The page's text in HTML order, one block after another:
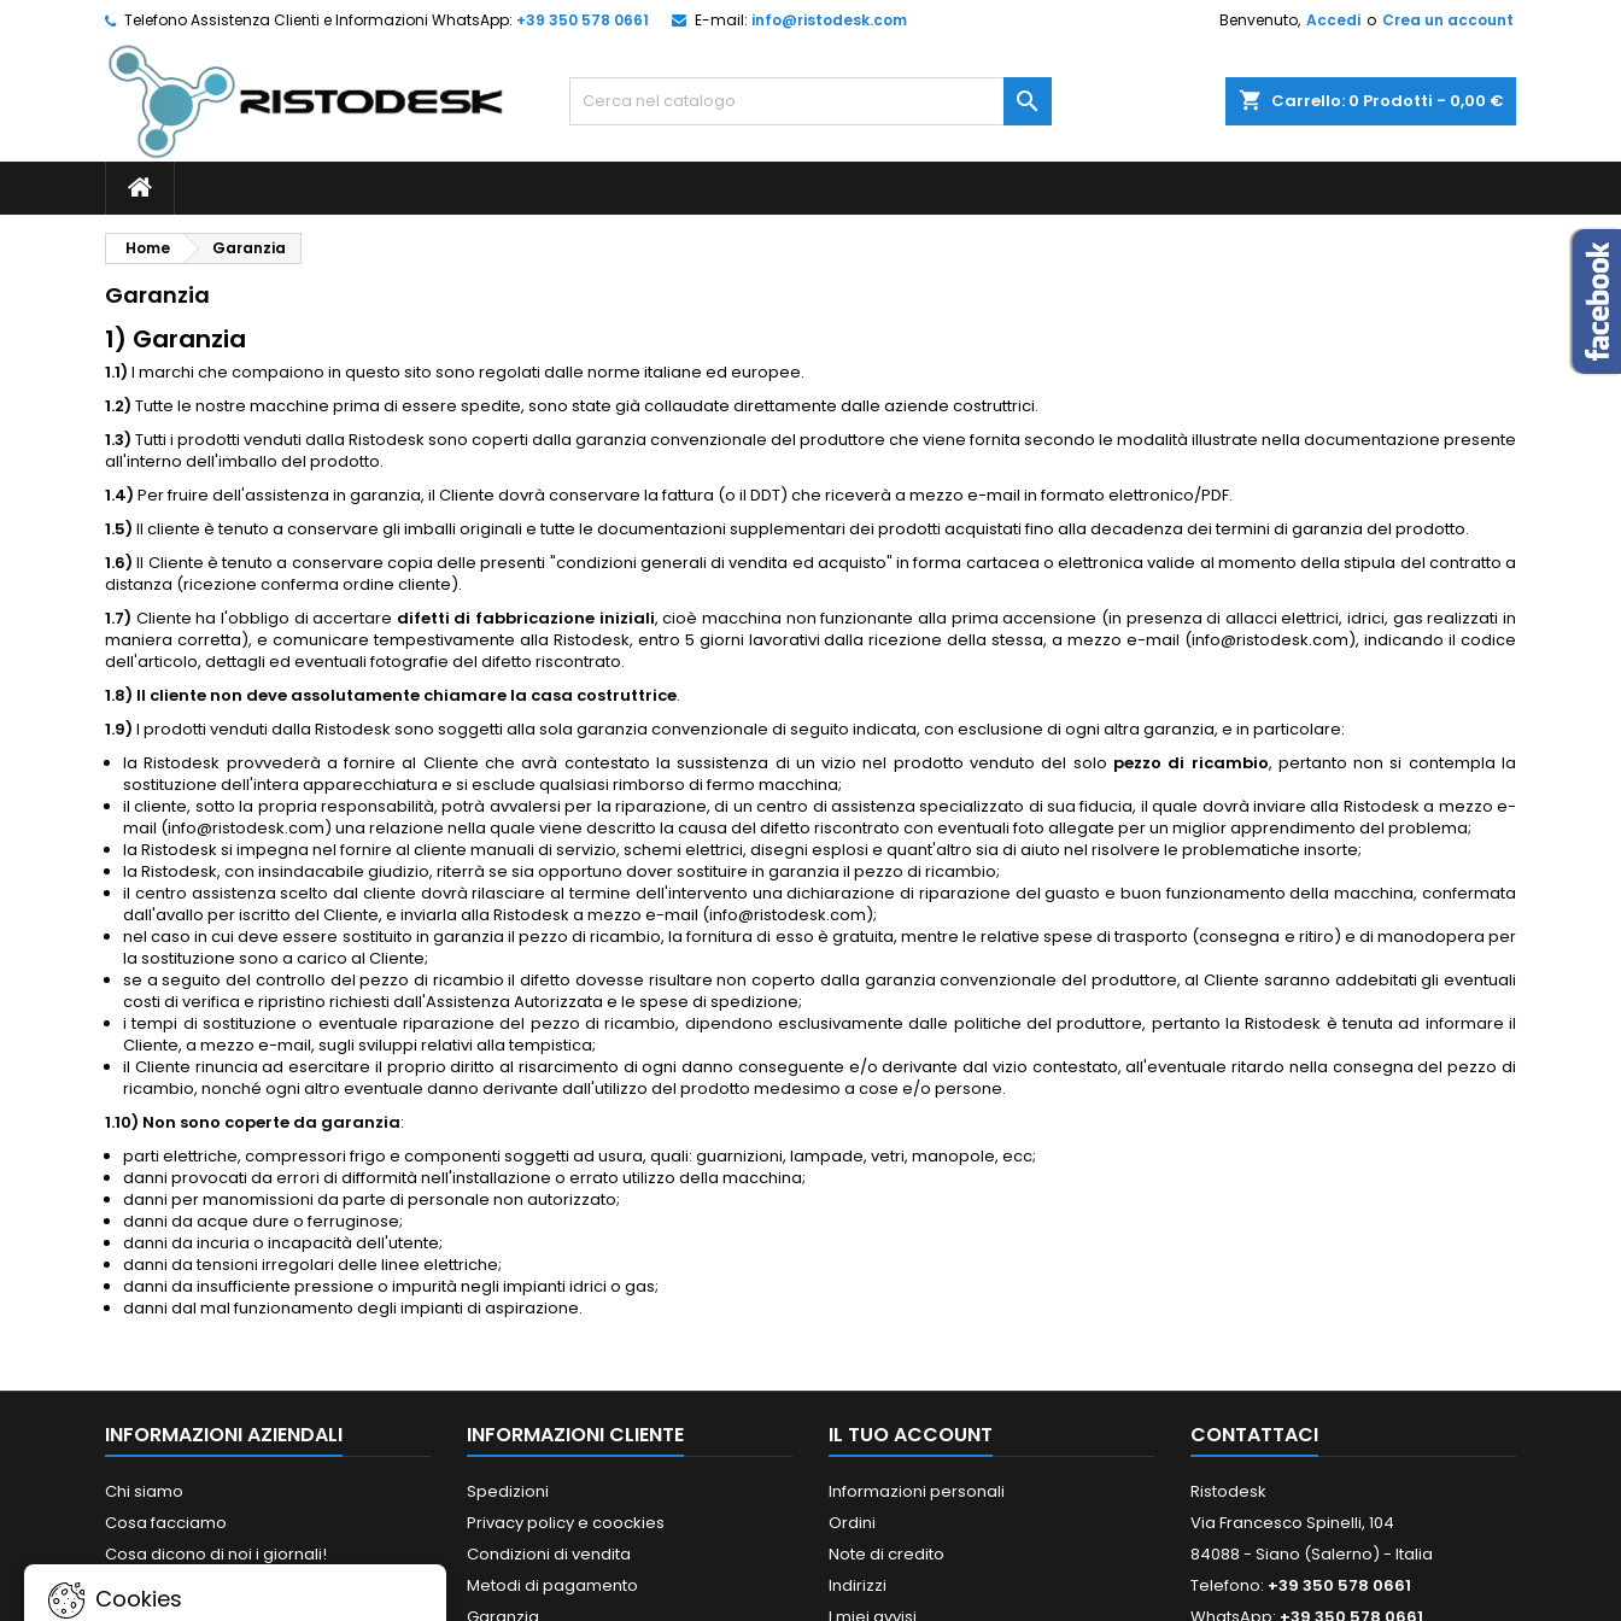
Telefono Assistenza Clienti e Informazioni WhatsApp: +39 350 578 0661 E-mail: info@ristodesk.com Benvenuto, Accedi o Crea un account
shopping_cart Carrello: 0 Prodotti - 0,00 €

Home Garanzia
Garanzia
1) Garanzia
1.1) I marchi che compaiono in questo sito sono regolati dalle norme italiane ed europee.
1.2) Tutte le nostre macchine prima di essere spedite, sono state già collaudate direttamente dalle aziende costruttrici.
1.3) Tutti i prodotti venduti dalla Ristodesk sono coperti dalla garanzia convenzionale del produttore che viene fornita secondo le modalità illustrate nella documentazione presente
all'interno dell'imballo del prodotto.
1.4) Per fruire dell'assistenza in garanzia, il Cliente dovrà conservare la fattura (o il DDT) che riceverà a mezzo e-mail in formato elettronico/PDF.
1.5) Il cliente è tenuto a conservare gli imballi originali e tutte le documentazioni supplementari dei prodotti acquistati fino alla decadenza dei termini di garanzia del prodotto.
1.6) Il Cliente è tenuto a conservare copia delle presenti "condizioni generali di vendita ed acquisto" in forma cartacea o elettronica valide al momento della stipula del contratto a
distanza (ricezione conferma ordine cliente).
1.7) Cliente ha l'obbligo di accertare difetti di fabbricazione iniziali, cioè macchina non funzionante alla prima accensione (in presenza di allacci elettrici, idrici, gas realizzati in
maniera corretta), e comunicare tempestivamente alla Ristodesk, entro 5 giorni lavorativi dalla ricezione della stessa, a mezzo e-mail (info@ristodesk.com), indicando il codice
dell'articolo, dettagli ed eventuali fotografie del difetto riscontrato.
1.8) Il cliente non deve assolutamente chiamare la casa costruttrice.
1.9) I prodotti venduti dalla Ristodesk sono soggetti alla sola garanzia convenzionale di seguito indicata, con esclusione di ogni altra garanzia, e in particolare:
la Ristodesk provvederà a fornire al Cliente che avrà contestato la sussistenza di un vizio nel prodotto venduto del solo pezzo di ricambio, pertanto non si contempla la
sostituzione dell'intera apparecchiatura e si esclude qualsiasi rimborso di fermo macchina;
il cliente, sotto la propria responsabilità, potrà avvalersi per la riparazione, di un centro di assistenza specializzato di sua fiducia, il quale dovrà inviare alla Ristodesk a mezzo e-
mail (info@ristodesk.com) una relazione nella quale viene descritto la causa del difetto riscontrato con eventuali foto allegate per un miglior apprendimento del problema;
la Ristodesk si impegna nel fornire al cliente manuali di servizio, schemi elettrici, disegni esplosi e quant'altro sia di aiuto nel risolvere le problematiche insorte;
la Ristodesk, con insindacabile giudizio, riterrà se sia opportuno dover sostituire in garanzia il pezzo di ricambio;
il centro assistenza scelto dal cliente dovrà rilasciare al termine dell'intervento una dichiarazione di riparazione del guasto e buon funzionamento della macchina, confermata
dall'avallo per iscritto del Cliente, e inviarla alla Ristodesk a mezzo e-mail (info@ristodesk.com);
nel caso in cui deve essere sostituito in garanzia il pezzo di ricambio, la fornitura di esso è gratuita, mentre le relative spese di trasporto (consegna e ritiro) e di manodopera per
la sostituzione sono a carico al Cliente;
se a seguito del controllo del pezzo di ricambio il difetto dovesse risultare non coperto dalla garanzia convenzionale del produttore, al Cliente saranno addebitati gli eventuali
costi di verifica e ripristino richiesti dall'Assistenza Autorizzata e le spese di spedizione;
i tempi di sostituzione o eventuale riparazione del pezzo di ricambio, dipendono esclusivamente dalle politiche del produttore, pertanto la Ristodesk è tenuta ad informare il
Cliente, a mezzo e-mail, sugli sviluppi relativi alla tempistica;
il Cliente rinuncia ad esercitare il proprio diritto al risarcimento di ogni danno conseguente e/o derivante dal vizio contestato, all'eventuale ritardo nella consegna del pezzo di
ricambio, nonché ogni altro eventuale danno derivante dall'utilizzo del prodotto medesimo a cose e/o persone.
1.10) Non sono coperte da garanzia:
parti elettriche, compressori frigo e componenti soggetti ad usura, quali: guarnizioni, lampade, vetri, manopole, ecc;
danni provocati da errori di difformità nell'installazione o errato utilizzo della macchina;
danni per manomissioni da parte di personale non autorizzato;
danni da acque dure o ferruginose;
danni da incuria o incapacità dell'utente;
danni da tensioni irregolari delle linee elettriche;
danni da insufficiente pressione o impurità negli impianti idrici o gas;
danni dal mal funzionamento degli impianti di aspirazione.
INFORMAZIONI AZIENDALI
Chi siamo
Cosa facciamo
Cosa dicono di noi i giornali!
Siamo abilitati ai bandi del MePA!
INFORMAZIONI CLIENTE
Spedizioni
Privacy policy e coockies
Condizioni di vendita
Metodi di pagamento
IL TUO ACCOUNT
Informazioni personali
Ordini
Note di credito
Indirizzi
CONTATTACI
Ristodesk
Via Francesco Spinelli, 104
84088 - Siano (Salerno) - Italia
Telefono: +39 350 578 0661
Cookies